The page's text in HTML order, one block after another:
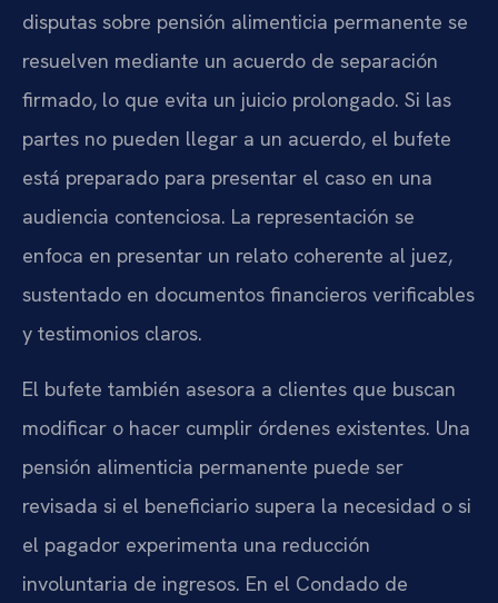
disputas sobre pensión alimenticia permanente se
resuelven mediante un acuerdo de separación
firmado, lo que evita un juicio prolongado. Si las
partes no pueden llegar a un acuerdo, el bufete
está preparado para presentar el caso en una
audiencia contenciosa. La representación se
enfoca en presentar un relato coherente al juez,
sustentado en documentos financieros verificables
y testimonios claros.
El bufete también asesora a clientes que buscan
modificar o hacer cumplir órdenes existentes. Una
pensión alimenticia permanente puede ser
revisada si el beneficiario supera la necesidad o si
el pagador experimenta una reducción
involuntaria de ingresos. En el Condado de